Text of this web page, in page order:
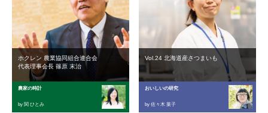
ホクレン 農業協同組合連合会
代表理事会長 篠原 末治
農家の時計
by 関 ひとみ
Vol.24 北海道産さつまいも
おいしいの研究
by 佐々木 葉子